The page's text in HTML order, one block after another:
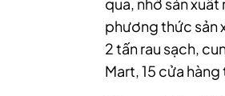
phương thức sản
2 tấn rau sạch,
Mart, 15 cửa